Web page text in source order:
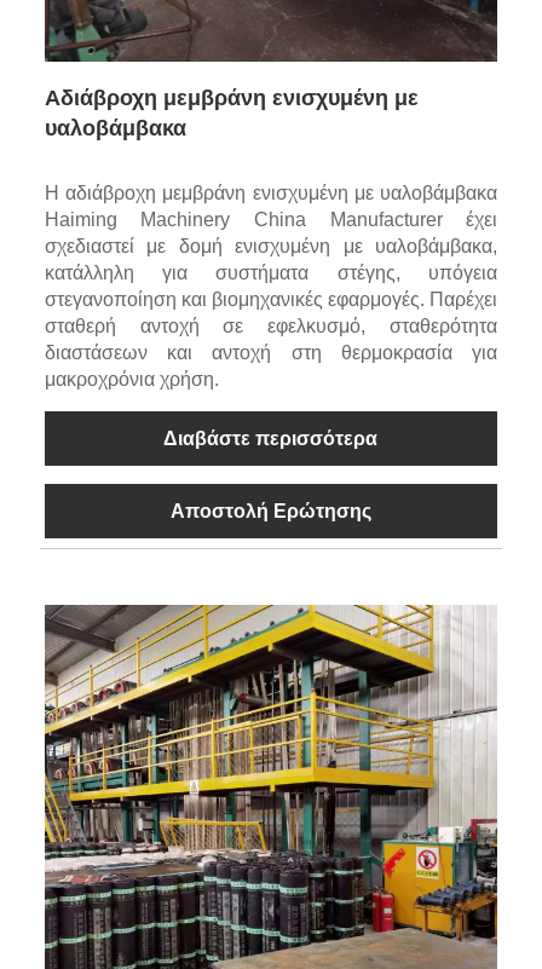
Αδιάβροχη μεμβράνη ενισχυμένη με
υαλοβάμβακα
Η αδιάβροχη μεμβράνη ενισχυμένη με υαλοβάμβακα
Haiming Machinery China Manufacturer έχει
σχεδιαστεί με δομή ενισχυμένη με υαλοβάμβακα,
κατάλληλη για συστήματα στέγης, υπόγεια
στεγανοποίηση και βιομηχανικές εφαρμογές. Παρέχει
σταθερή αντοχή σε εφελκυσμό, σταθερότητα
διαστάσεων και αντοχή στη θερμοκρασία για
μακροχρόνια χρήση.
Διαβάστε περισσότερα
Αποστολή Ερώτησης